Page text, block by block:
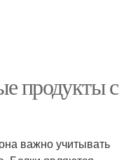
продукты с
важно учитывать